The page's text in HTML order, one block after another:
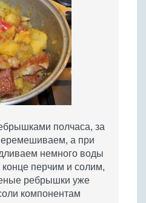
полчаса, за
а при
немного воды
перчим и солим,
ребрышки уже
компонентам